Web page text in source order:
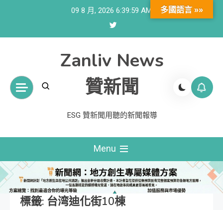
09 8 月, 2026 6:40:00 AM
Zanliv News
贊新聞
ESG 贊新聞用聽的新聞報導
Menu
標籤: 台湾迪化街10棟
多國語言 »»